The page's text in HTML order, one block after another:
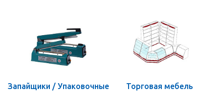
Запайщики / Упаковочные
Торговая мебель